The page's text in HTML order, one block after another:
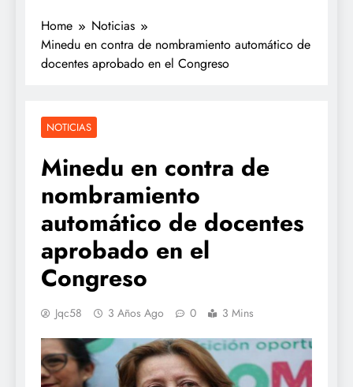
Home
Noticias
Minedu en contra de nombramiento automático de
docentes aprobado en el Congreso
NOTICIAS
Minedu en contra de
nombramiento
automático de docentes
aprobado en el
Congreso
Jqc58 3 Años Ago 0 3 Mins